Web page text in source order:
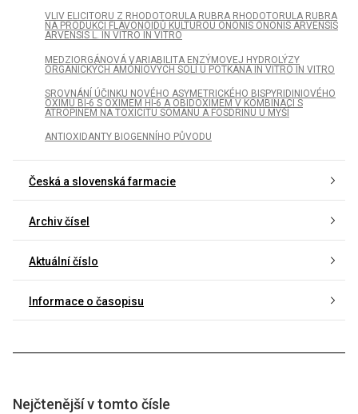
VLIV ELICITORU Z RHODOTORULA RUBRA RHODOTORULA RUBRA
NA PRODUKCI FLAVONOIDŮ KULTUROU ONONIS ONONIS ARVENSIS
ARVENSIS L. IN VITRO IN VITRO
MEDZIORGÁNOVÁ VARIABILITA ENZÝMOVEJ HYDROLÝZY
ORGANICKÝCH AMÓNIOVÝCH SOLÍ U POTKANA IN VITRO IN VITRO
SROVNÁNÍ ÚČINKU NOVÉHO ASYMETRICKÉHO BISPYRIDINIOVÉHO
OXIMU BI-6 S OXIMEM HI-6 A OBIDOXIMEM V KOMBINACI S
ATROPINEM NA TOXICITU SOMANU A FOSDRINU U MYŠÍ
ANTIOXIDANTY BIOGENNÍHO PŮVODU
Česká a slovenská farmacie
Archiv čísel
Aktuální číslo
Informace o časopisu
Nejčtenější v tomto čísle